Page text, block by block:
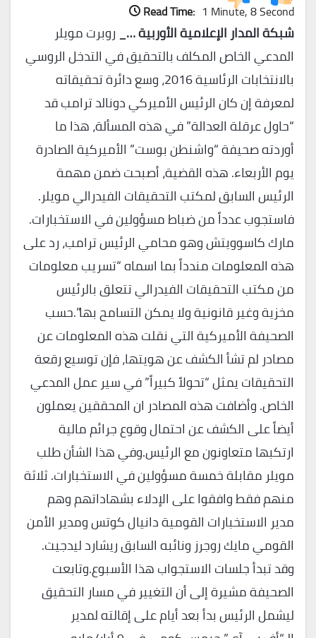
Read Time: 1 Minute, 8 Second
شبكة المدار الإعلامية الأوربية …_روبرت مويلر
المدعي الخاص المكلف بالتحقيق في التدخل الروسي
بالانتخابات الرئاسية 2016، وسع دائرة تحقيقاته
لمعرفة إن كان الرئيس الأميركي دونالد ترامب قد
“حاول عرقلة العدالة” في هذه المسألة، هذا ما
أوردته صحيفة “واشنطن بوست” الأميركية الصادرة
يوم الأربعاء. هذه القضية، أصبحت ضمن مهمة
الرئيس السابق لمكتب التحقيقات الفيدرالي مويلر.
فاستجوب عدداً من ضباط مسؤولين في الاستخبارات.
مارك كاسوويتش وهو محامي الرئيس ترامب، رد على
هذه المعلومات مندداً بما اسماه “تسريب معلومات
من مكتب التحقيقات الفيدرالي تتعلق بالرئيس
مخزية وغير قانونية ولا يمكن التسامح بها”.حسب
الصحيفة الأميركية التي نقلت هذه المعلومات عن
مصادر لم تشأ الكشف عن هويتها، فإن توسيع رقعة
التحقيقات يمثل “تحولاً كبيراً” في سير عمل المدعي
الخاص. وأضافت هذه المصادر ان المحققين يعملون
أيضاً على الكشف عن احتمال وقوع جرائم مالية
ارتكبها متعاونون مع الرئيس.وفي هذا الشأن طلب
مويلر مقابلة خمسة مسؤولين في الاستخبارات. ثلاثة
منهم فقط وافقوا على الإدلاء بشهاداتهم وهم
مدير الاستخبارات القومية دانيال كوتس ومدير الأمن
القومي مايك روجرز ونائبه السابق ريشارد ليدجيت.
وقد تبدأ جلسات الاستجواب هذا الأسبوع.وتابعت
الصحيفة مشيرة إلى أن التغيير في مسار التحقيق
ليشمل الرئيس بدأ بعد أيام على إقالته لمدير